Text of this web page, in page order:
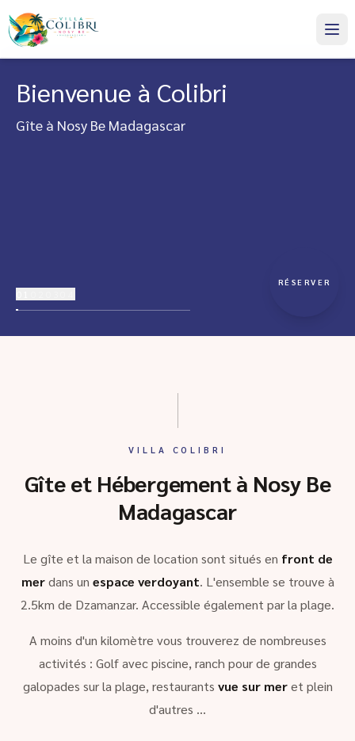
Bienvenue à Colibri
Gîte à Nosy Be Madagascar
RÉSERVER
VILLA COLIBRI
Gîte et Hébergement à Nosy Be
Madagascar
Le gîte et la maison de location sont situés en front de
merdans un espace verdoyant. L'ensemble se trouve à
2.5km de Dzamanzar. Accessible également par la plage.
A moins d'un kilomètre vous trouverez de nombreuses
activités : Golf avec piscine, ranch pour de grandes
galopades sur la plage, restaurants vue sur meret plein
d'autres …